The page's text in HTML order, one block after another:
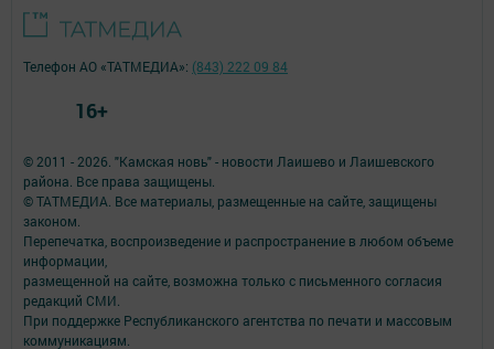
© 2011 - 2026. "Камская новь" - новости Лаишево и Лаишевского
района. Все права защищены.
© ТАТМЕДИА. Все материалы, размещенные на сайте, защищены
законом.
Перепечатка, воспроизведение и распространение в любом объеме
информации,
размещенной на сайте, возможна только с письменного согласия
редакций СМИ.
При поддержке Республиканского агентства по печати и массовым
коммуникациям.
Телефон АО «ТАТМЕДИА»: (843) 222 09 84
16+